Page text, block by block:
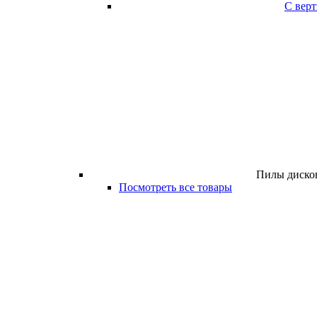
С
Пилы
Посмотреть все товары